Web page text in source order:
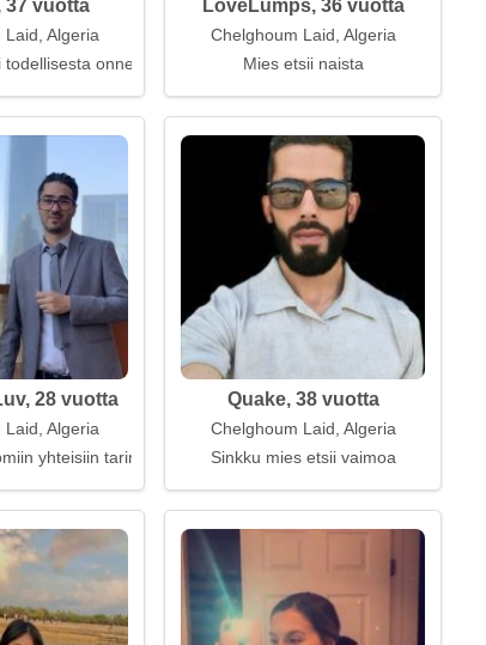
37 vuotta
Algeria
onnesta
LoveLumps, 36 vuotta
Chelghoum Laid, Algeria
Mies etsii naista
28 vuotta
Algeria
yhteisiin tarinoihin
Quake, 38 vuotta
Chelghoum Laid, Algeria
Sinkku mies etsii vaimoa